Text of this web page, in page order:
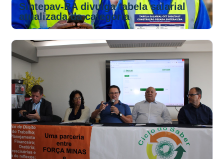
Sintepav-BA divulga tabela salarial
atualizada da categoria